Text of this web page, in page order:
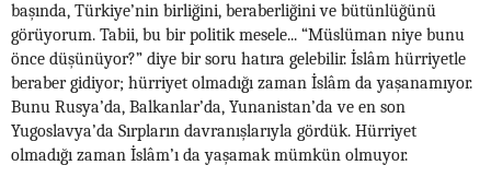
başında, Türkiye’nin birliğini, beraberliğini ve bütünlüğünü
görüyorum. Tabii, bu bir politik mesele... “Müslüman niye bunu
önce düşünüyor?” diye bir soru hatıra gelebilir. İslâm hürriyetle
beraber gidiyor; hürriyet olmadığı zaman İslâm da yaşanamıyor.
Bunu Rusya’da, Balkanlar’da, Yunanistan’da ve en son
Yugoslavya’da Sırpların davranışlarıyla gördük. Hürriyet
olmadığı zaman İslâm’ı da yaşamak mümkün olmuyor.